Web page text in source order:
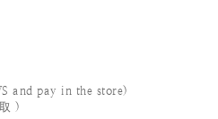
and pay in the store)
)